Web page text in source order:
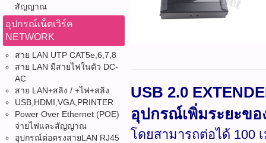
สัญญาณ
อุปกรณ์เน็ตเวิร์ค
NETWORK
สาย LAN UTP CAT5e,6,7,8
สาย LAN มีสายไฟในตัว DC-
AC
สาย LAN+สลิง / +ไฟ+สลิง
USB,HDMI,VGA,PRINTER
Power Over Ethernet (POE)
จ่ายไฟและสัญญาณ
อุปกรณ์ต่อตรงสายLAN RJ45
USB 2.0
อุปกรณ์เพิ่มระยะข
โดยสามารถต่อได้ 100